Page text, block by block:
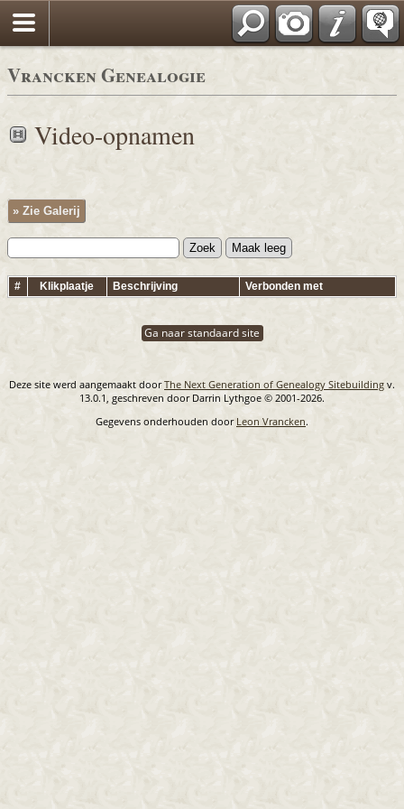
Vrancken Genealogie
Video-opnamen
» Zie Galerij
# Klikplaatje Beschrijving Verbonden met
Ga naar standaard site
Deze site werd aangemaakt doorThe Next Generation of Genealogy Sitebuilding v.
13.0.1, geschreven door Darrin Lythgoe © 2001-2026.
Gegevens onderhouden door Leon Vrancken.